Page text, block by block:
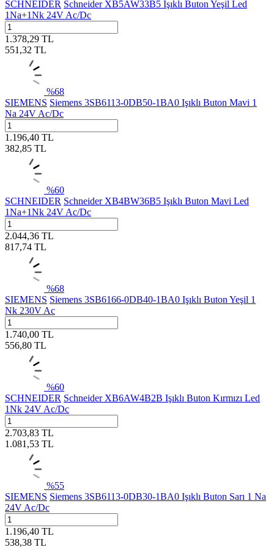
SCHNEIDER Schneider XB5AW33B5 Işıklı Buton Yeşil Led
1Na+1Nk 24V Ac/Dc
1.378,29 TL
551,32 TL
%68
SIEMENS Siemens 3SB6113-0DB50-1BA0 Işıklı Buton Mavi 1
Na 24V Ac/Dc
1.196,40 TL
382,85 TL
%60
SCHNEIDER Schneider XB4BW36B5 Işıklı Buton Mavi Led
1Na+1Nk 24V Ac/Dc
2.044,36 TL
817,74 TL
%68
SIEMENS Siemens 3SB6166-0DB40-1BA0 Işıklı Buton Yeşil 1
Nk 230V Ac
1.740,00 TL
556,80 TL
%60
SCHNEIDER Schneider XB6AW4B2B Işıklı Buton Kırmızı Led
1Nk 24V Ac/Dc
2.703,83 TL
1.081,53 TL
%55
SIEMENS Siemens 3SB6113-0DB30-1BA0 Işıklı Buton Sarı 1 Na
24V Ac/Dc
1.196,40 TL
538,38 TL